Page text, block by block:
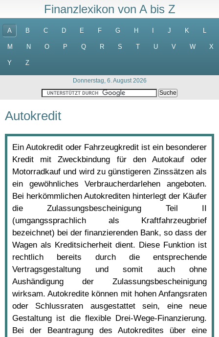
Finanzlexikon von A bis Z
A B C D E F G H J K L
M N O P Q R S T U V W X
Y Z
Donnerstag, 6. August 2026
Autokredit
Ein Autokredit oder Fahrzeugkredit ist ein besonderer
Kredit mit Zweckbindung für den Autokauf oder
Motorradkauf und wird zu günstigeren Zinssätzen als
ein gewöhnliches Verbraucherdarlehen angeboten.
Bei herkömmlichen Autokrediten hinterlegt der Käufer
die Zulassungsbescheinigung Teil II
(umgangssprachlich als Kraftfahrzeugbrief
bezeichnet) bei der finanzierenden Bank, so dass der
Wagen als Kreditsicherheit dient. Diese Funktion ist
rechtlich bereits durch die entsprechende
Vertragsgestaltung und somit auch ohne
Aushändigung der Zulassungsbescheinigung
wirksam. Autokredite können mit hohen Anfangsraten
oder Schlussraten ausgestattet sein, eine neue
Gestaltung ist die flexible Drei-Wege-Finanzierung.
Bei der Beantragung des Autokredites über eine